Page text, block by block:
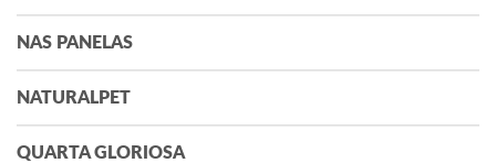
NAS PANELAS
NATURALPET
QUARTA GLORIOSA